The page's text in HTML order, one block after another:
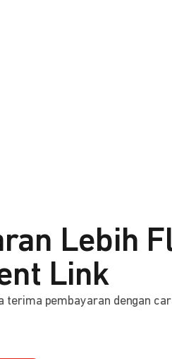
Lebih
Link
terima pembayaran dengan